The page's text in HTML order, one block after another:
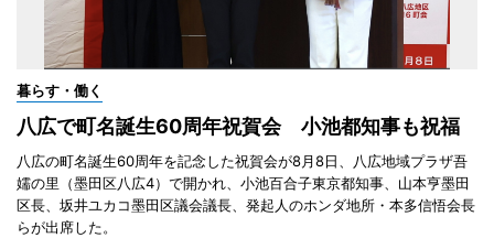
暮らす・働く
八広で町名誕生60周年祝賀会 小池都知事も祝福
八広の町名誕生60周年を記念した祝賀会が8月8日、八広地域プラザ吾
嬬の里（墨田区八広4）で開かれ、小池百合子東京都知事、山本亨墨田
区長、坂井ユカコ墨田区議会議長、発起人のホンダ地所・本多信悟会長
らが出席した。